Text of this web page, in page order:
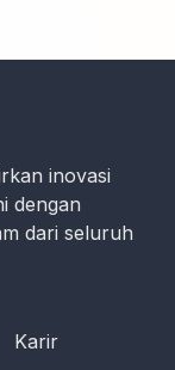
inovasi
dengan
dari seluruh
Karir